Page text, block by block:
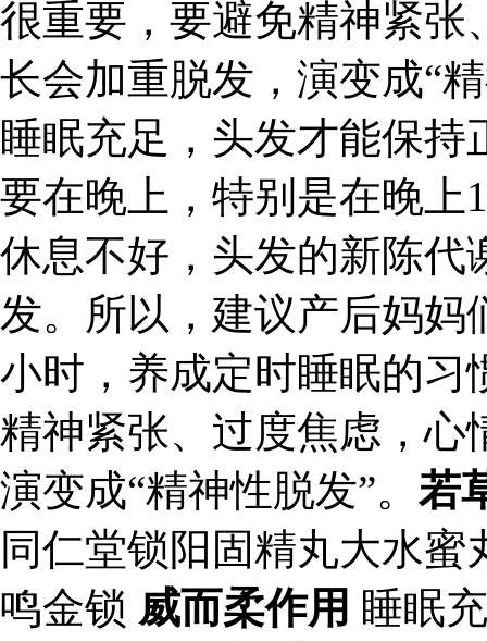
很重要，要避免精神紧张
长会加重脱发，演变成“
睡眠充足，头发才能保
要在晚上，特别是在晚上
休息不好，头发的新陈代
发。所以，建议产后妈妈
小时，养成定时睡眠的习
精神紧张、过度焦虑，心
演变成“精神性脱发”。 若
同仁堂锁阳固精丸大水
鸣金锁 威而柔作用 睡眠